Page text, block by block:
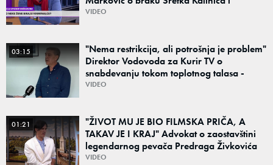
fenomenu žena koje biraju kriminalce:
VIDEO
03:15
"Nema restrikcija, ali potrošnja je problem"
Direktor Vodovoda za Kurir TV o
snabdevanju tokom toplotnog talasa -
Poznato kakva je situacija sa vodom
VIDEO
01:21
"ŽIVOT MU JE BIO FILMSKA PRIČA, A
TAKAV JE I KRAJ" Advokat o zaostavštini
legendarnog pevača Predraga Živkovića
Tozovca: "Isključenje iz testamenta je
VIDEO